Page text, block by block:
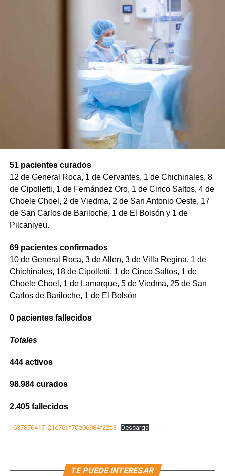
51 pacientes curados
12 de General Roca, 1 de Cervantes, 1 de Chichinales, 8
de Cipolletti, 1 de Fernández Oro, 1 de Cinco Saltos, 4 de
Choele Choel, 2 de Viedma, 2 de San Antonio Oeste, 17
de San Carlos de Bariloche, 1 de El Bolsón y 1 de
Pilcaniyeu.
69 pacientes confirmados
10 de General Roca, 3 de Allen, 3 de Villa Regina, 1 de
Chichinales, 18 de Cipolletti, 1 de Cinco Saltos, 1 de
Choele Choel, 1 de Lamarque, 5 de Viedma, 25 de San
Carlos de Bariloche, 1 de El Bolsón
0 pacientes fallecidos
Totales
444 activos
98.984 curados
2.405 fallecidos
1637876417_21e76af70b06984f22c3 Descarga
TE PUEDE INTERESAR